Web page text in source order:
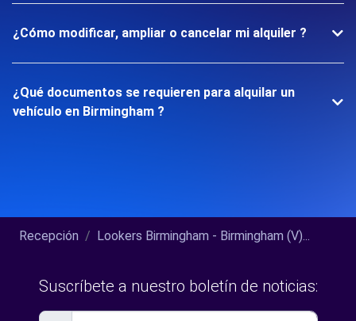
¿Cómo modificar, ampliar o cancelar mi alquiler ?
¿Qué documentos se requieren para alquilar un
vehículo en Birmingham ?
Recepción Lookers Birmingham - Birmingham (V)...
Suscríbete a nuestro boletín de noticias: